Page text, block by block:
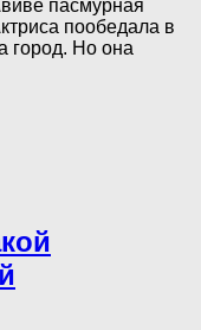
пасмурная
пообедала в
город. Но она